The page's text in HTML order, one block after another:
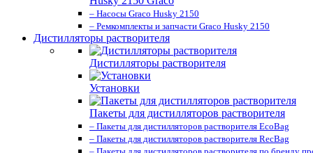
– Насосы Graco Husky 2150
– Ремкомплекты и запчасти Graco Husky 2150
Дистилляторы растворителя
Дистилляторы растворителя
Установки
Пакеты для дистилляторов растворителя
– Пакеты для дистилляторов растворителя EcoBag
– Пакеты для дистилляторов растворителя RecBag